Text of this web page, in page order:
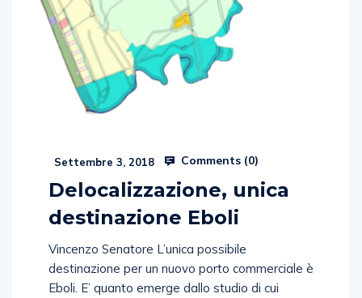
Settembre 3, 2018 Comments (0)
Delocalizzazione, unica
destinazione Eboli
Vincenzo Senatore L’unica possibile
destinazione per un nuovo porto commerciale è
Eboli. E’ quanto emerge dallo studio di cui